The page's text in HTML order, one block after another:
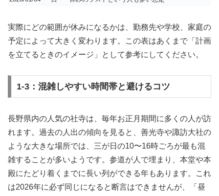
実際にどの範囲が休みになるかは、勤務先や学校、家庭の
予定によって大きく変わります。この表はあくまで「計画
を立てるときのイメージ」として参考にしてください。
1-3：混雑しやすい時間帯と避けるコツ
長野県内の人気の社寺は、毎年お正月期間に多くの人が訪
れます。過去の人出の傾向を見ると、善光寺や諏訪大社の
ような大きな場所では、三が日の10〜16時ごろが最も混
雑することが多いようです。参道が人で埋まり、本堂や本
殿にたどり着くまでに長い列ができる年もあります。これ
は2026年に必ず同じになると断言はできませんが、「昼